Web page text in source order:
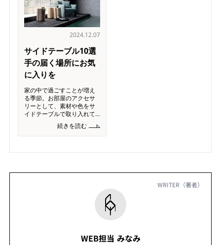
2024.12.07
サイドテーブル10選
手の届く場所にお気
に入りを
家の中で過ごすことが増え
る季節。お部屋のアクセサ
リーとして、素材や色をサ
イドテーブルで取り入れて
みませんか。インテリアと
しては小さなアイテムです
が、デザインは多彩。今回
り個性的なサイドテーブル
続きを読む
WRITER（著者）
WEB担当 みなみ